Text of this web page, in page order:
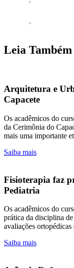
Leia Também
Arquitetura e
Capacete
Os acadêmicos do
da Cerimônia do
mais uma importante
Saiba mais
Fisioterapia faz
Pediatria
Os acadêmicos do
prática da disciplina
avaliações
Saiba mais